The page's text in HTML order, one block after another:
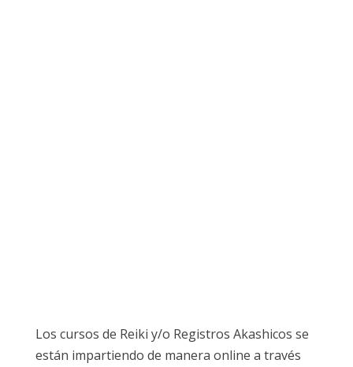
Los cursos de Reiki y/o Registros Akashicos se
están impartiendo de manera online a través